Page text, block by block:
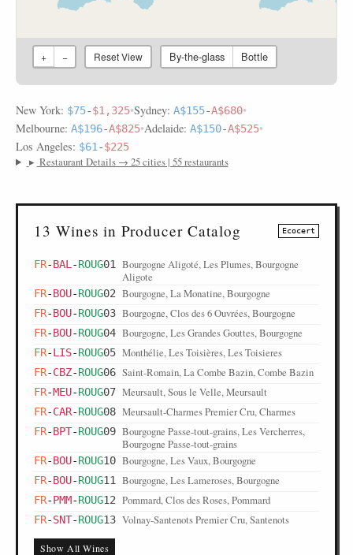
+ − Reset View By-the-glass Bottle
New York: $75-$1,325•Sydney: A$155-A$680•
Melbourne: A$196-A$825•Adelaide: A$150-A$525•
Los Angeles: $61 -$225
▸ Restaurant Details → 25 cities | 55 restaurants
13 Wines in Producer Catalog Ecocert
FR-BAL -ROUG01
Bourgogne Aligoté, Les Plumes, Bourgogne
Aligote
FR-BOU-ROUG02 Bourgogne, La Monatine, Bourgogne
FR-BOU-ROUG03 Bourgogne, Clos des 6 Ouvrées, Bourgogne
FR-BOU-ROUG04 Bourgogne, Les Grandes Gouttes, Bourgogne
FR-LIS-ROUG05 Monthélie, Les Toisières, Les Toisieres
FR-CBZ-ROUG06 Saint-Romain, La Combe Bazin, Combe Bazin
FR-MEU-ROUG07 Meursault, Sous le Velle, Meursault
FR-CAR-ROUG08 Meursault-Charmes Premier Cru, Charmes
FR-BPT-ROUG09 Bourgogne Passe-tout-grains, Les Vercherres,
Bourgogne Passe-tout-grains
FR-BOU-ROUG10 Bourgogne, Les Vaux, Bourgogne
FR-BOU-ROUG11 Bourgogne, Les Lameroses, Bourgogne
FR-PMM-ROUG12 Pommard, Clos des Roses, Pommard
FR-SNT-ROUG13 Volnay-Santenots Premier Cru, Santenots
Show All Wines